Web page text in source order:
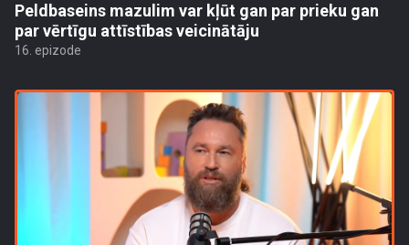
Peldbaseins mazulim var kļūt gan par prieku gan
par vērtīgu attīstības veicinātāju
16. epizode